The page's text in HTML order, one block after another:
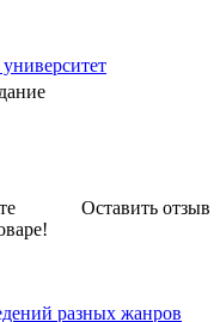
Оставить отзыв
разных жанров